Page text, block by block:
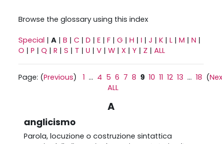
Browse the glossary using this index
Special |A |B |C |D |E |F |G |H |I |J |K |L |M |N |
O |P |Q |R |S | T |U |V |W | X |Y | Z |ALL
Page: (Previous)1 ... 4 5 6 7 8 9 10 11 12 13 ...18 (
ALL
A
anglicismo
Parola, locuzione o costruzione sintattica